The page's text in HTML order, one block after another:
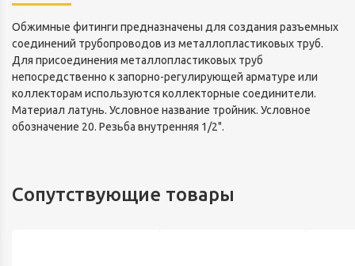
Обжимные фитинги предназначены для создания разъемных
соединений трубопроводов из металлопластиковых труб.
Для присоединения металлопластиковых труб
непосредственно к запорно-регулирующей арматуре или
коллекторам используются коллекторные соединители.
Материал латунь. Условное название тройник. Условное
обозначение 20. Резьба внутренняя 1/2".
Сопутствующие товары